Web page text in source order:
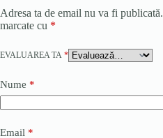
Adresa ta de email nu va fi publicată.
marcate cu *
EVALUAREA TA *
Nume *
Email *